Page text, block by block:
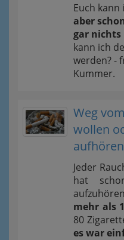
Euch kann
aber
gar
kann ich
werden? -
Kummer.
Weg
wollen
aufhören
Jeder
hat
mehr als
80
es war